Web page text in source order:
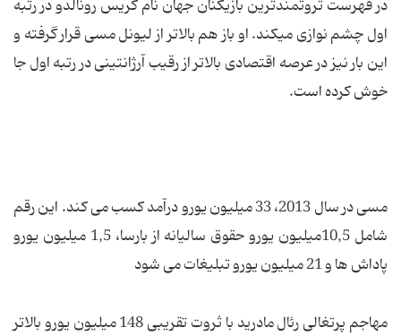
در فهرست ثروتمندترین بازیکنان جهان نام کریس رونالدو در رتبه
اول چشم نوازی میکند. او باز هم بالاتر از لیونل مسی قرار گرفته و
این بار نیز در عرصه اقتصادی بالاتر از رقیب آرژانتینی در رتبه اول جا
خوش کرده است.
مسی در سال 2013، 33 میلیون یورو درآمد کسب می کند. این رقم
شامل 10,5میلیون یورو حقوق سالیانه از بارسا، 1,5 میلیون یورو
پاداش ها و 21 میلیون یورو تبلیغات می شود
مهاجم پرتغالی رئال مادرید با ثروت تقریبی 148 میلیون یورو بالاتر